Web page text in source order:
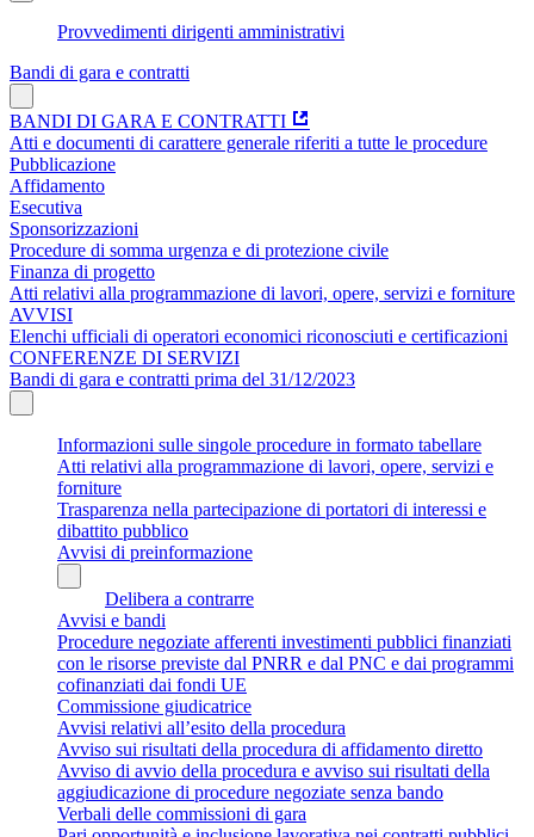
Provvedimenti dirigenti amministrativi
Bandi di gara e contratti
BANDI DI GARA E CONTRATTI
Atti e documenti di carattere generale riferiti a tutte le procedure
Pubblicazione
Affidamento
Esecutiva
Sponsorizzazioni
Procedure di somma urgenza e di protezione civile
Finanza di progetto
Atti relativi alla programmazione di lavori, opere, servizi e forniture
AVVISI
Elenchi ufficiali di operatori economici riconosciuti e certificazioni
CONFERENZE DI SERVIZI
Bandi di gara e contratti prima del 31/12/2023
Informazioni sulle singole procedure in formato tabellare
Atti relativi alla programmazione di lavori, opere, servizi e
forniture
Trasparenza nella partecipazione di portatori di interessi e
dibattito pubblico
Avvisi di preinformazione
Delibera a contrarre
Avvisi e bandi
Procedure negoziate afferenti investimenti pubblici finanziati
con le risorse previste dal PNRR e dal PNC e dai programmi
cofinanziati dai fondi UE
Commissione giudicatrice
Avvisi relativi all’esito della procedura
Avviso sui risultati della procedura di affidamento diretto
Avviso di avvio della procedura e avviso sui risultati della
aggiudicazione di procedure negoziate senza bando
Verbali delle commissioni di gara